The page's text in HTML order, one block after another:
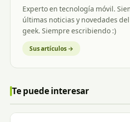
Experto en tecnología móvil.
últimas noticias y novedades
geek. Siempre escribiendo :)
Sus artículos →
Te puede interesar